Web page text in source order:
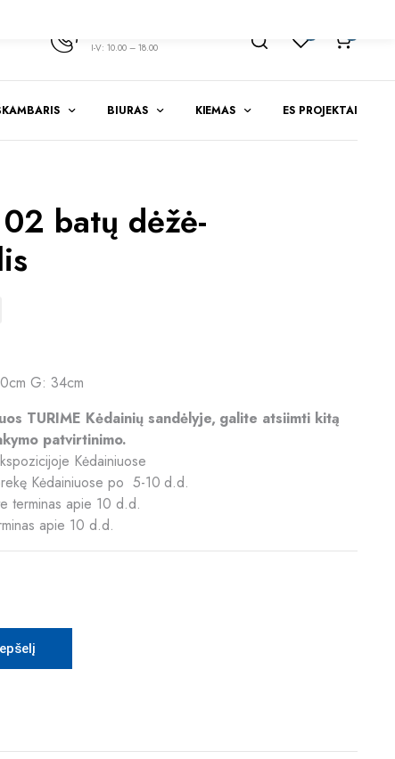
I-V: 10.00 – 18.00
BIURAS KIEMAS ES PROJEKTAI
batų dėžė-
G: 34cm
TURIME Kėdainių sandėlyje, galite atsiimti kitą
patvirtinimo.
Kėdainiuose
Kėdainiuose po 5-10 d.d.
terminas apie 10 d.d.
apie 10 d.d.